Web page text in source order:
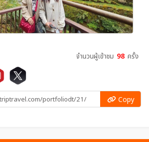
จำนวนผู้เข้าชม 98 ครั้ง
Copy